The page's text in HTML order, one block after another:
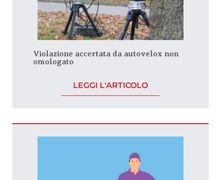
Violazione accertata da autovelox non
omologato
LEGGI L'ARTICOLO